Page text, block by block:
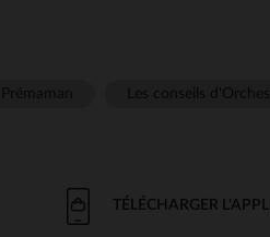
TÉLÉCHARGER L'APPLI